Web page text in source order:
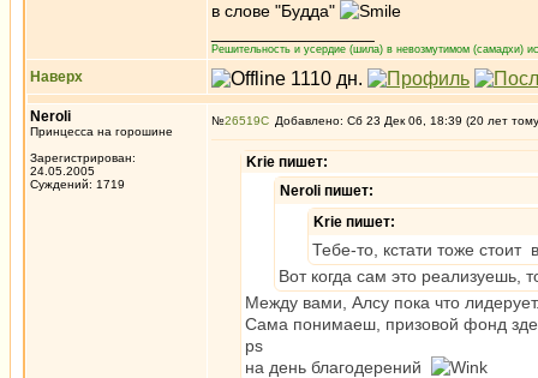
в слове "Будда"
Решительность и усердие (шила) в невозмутимом (самадхи)
Наверх
Neroli
Принцесса на горошине
Зарегистрирован:
24.05.2005
Суждений: 1719
№26519 Добавлено: Сб 23 Дек 06, 18:39 (20 лет
Krie пишет:
Neroli пишет:
Krie пишет:
Тебе-то, кстати тоже стоит
Вот когда сам это реализуешь,
Между вами, Алсу пока что
Сама понимаеш, призовой фонд
ps
на день благодерений